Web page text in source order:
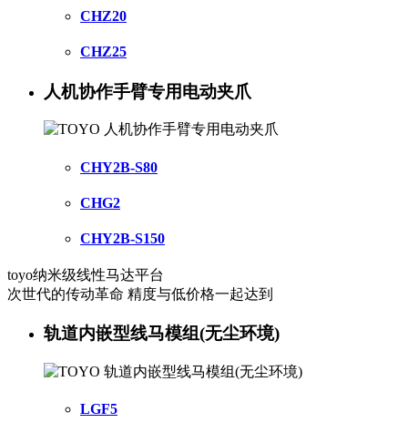
CHZ20
CHZ25
人机协作手臂专用电动夹爪
CHY2B-S80
CHG2
CHY2B-S150
toyo纳米级线性马达平台
次世代的传动革命 精度与低价格一起达到
轨道内嵌型线马模组(无尘环境)
LGF5